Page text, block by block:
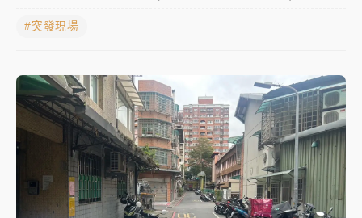
暑假過三周才推「E宿新北打卡趣」！抽獎程序複雜 觀
旅局回應了
中信慈善基金會想增加董事人數！辜仲諒向法院聲請遭
駁 理由曝光
故宮《龍藏經》特展第2檔！今線上預約開賣一度塞車
周六起展出延長至晚上7時
#突發現場